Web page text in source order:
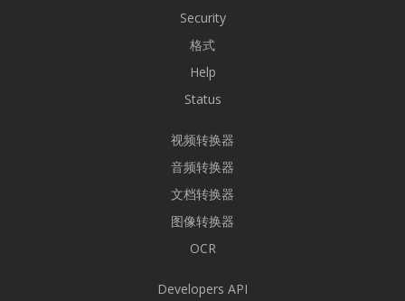
Security
格式
Help
Status
视频转换器
音频转换器
文档转换器
图像转换器
OCR
Developers API